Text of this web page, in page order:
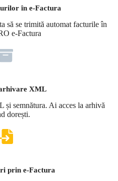
în e-Factura
să se trimită automat facturile în
e-Factura
XML
semnătura. Ai acces la arhivă
dorești.
prin e-Factura